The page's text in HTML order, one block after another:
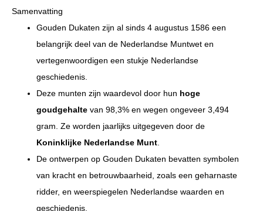
Samenvatting
Gouden Dukaten zijn al sinds 4 augustus 1586 een
belangrijk deel van de Nederlandse Muntwet en
vertegenwoordigen een stukje Nederlandse
geschiedenis.
Deze munten zijn waardevol door hun hoge
goudgehalte van 98,3% en wegen ongeveer 3,494
gram. Ze worden jaarlijks uitgegeven door de
Koninklijke Nederlandse Munt
De ontwerpen op Gouden Dukaten bevatten symbolen
van kracht en betrouwbaarheid, zoals een geharnaste
ridder, en weerspiegelen Nederlandse waarden en
geschiedenis.